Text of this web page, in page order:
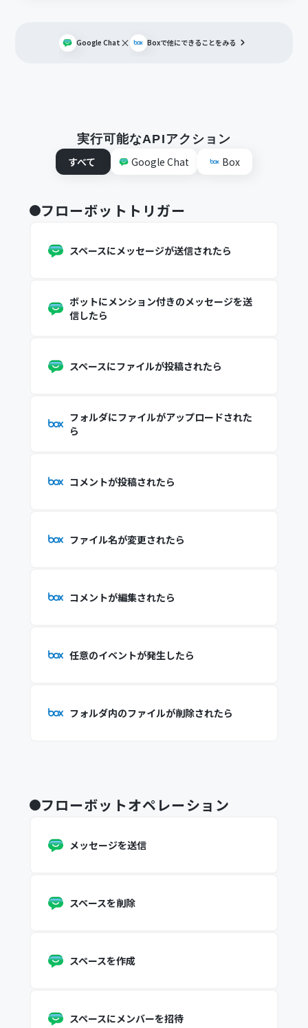
Google Chat × Boxで他にできることをみる
実行可能なAPIアクション
すべて
Google Chat Box
フローボットトリガー
スペースにメッセージが送信されたら
ボットにメンション付きのメッセージを送
信したら
スペースにファイルが投稿されたら
フォルダにファイルがアップロードされた
ら
コメントが投稿されたら
ファイル名が変更されたら
コメントが編集されたら
任意のイベントが発生したら
フォルダ内のファイルが削除されたら
フローボットオペレーション
メッセージを送信
スペースを削除
スペースを作成
スペースにメンバーを招待